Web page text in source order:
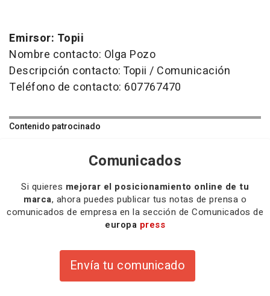
Emirsor: Topii
Nombre contacto: Olga Pozo
Descripción contacto: Topii / Comunicación
Teléfono de contacto: 607767470
Contenido patrocinado
Comunicados
Si quieres mejorar el posicionamiento online de tu
marca, ahora puedes publicar tus notas de prensa o
comunicados de empresa en la sección de Comunicados de
europa press
Envía tu comunicado